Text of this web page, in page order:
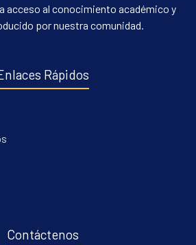
acceso al conocimiento académico y
por nuestra comunidad.
Rápidos
Contáctenos